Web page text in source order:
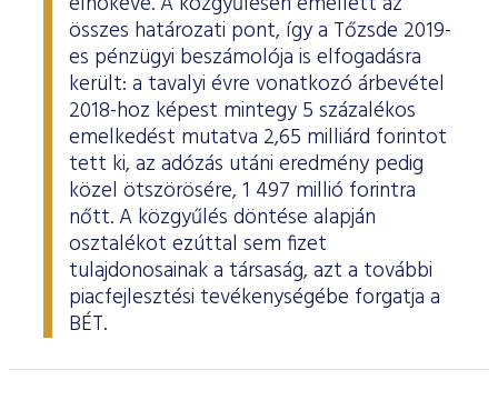
összes határozati pont, így a Tőzsde 2019-
es pénzügyi beszámolója is elfogadásra
került: a tavalyi évre vonatkozó árbevétel
2018-hoz képest mintegy 5 százalékos
emelkedést mutatva 2,65 milliárd forintot
tett ki, az adózás utáni eredmény pedig
közel ötszörösére, 1 497 millió forintra
nőtt. A közgyűlés döntése alapján
osztalékot ezúttal sem fizet
tulajdonosainak a társaság, azt a további
piacfejlesztési tevékenységébe forgatja a
BÉT.